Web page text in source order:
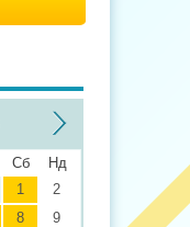
Сб
Нд
1
2
8
9